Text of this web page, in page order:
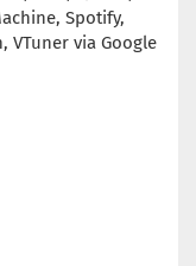
Spotify,
VTuner via Google